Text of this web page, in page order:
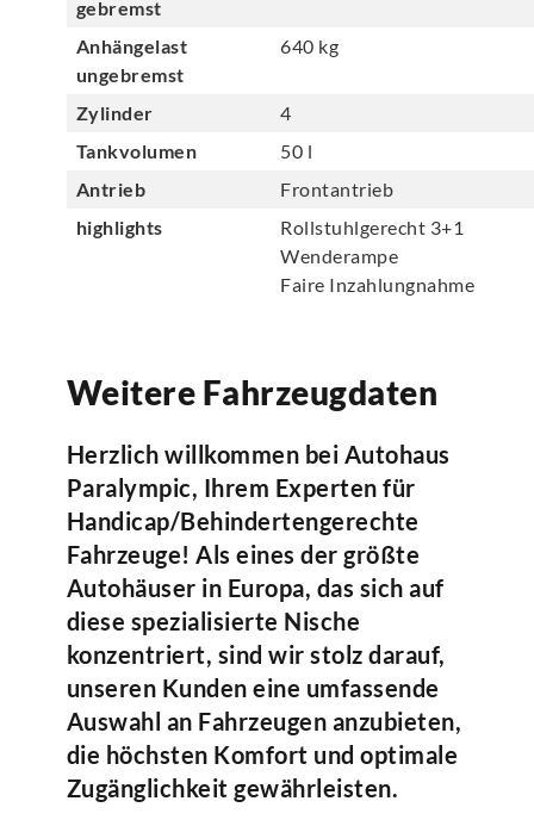
gebremst
Anhängelast
ungebremst
640 kg
Zylinder
4
Tankvolumen
50 l
Antrieb
Frontantrieb
highlights
Rollstuhlgerecht 3+1
Wenderampe
Faire Inzahlungnahme
Weitere Fahrzeugdaten
Herzlich willkommen bei Autohaus
Paralympic, Ihrem Experten für
Handicap/Behindertengerechte
Fahrzeuge! Als eines der größte
Autohäuser in Europa, das sich auf
diese spezialisierte Nische
konzentriert, sind wir stolz darauf,
unseren Kunden eine umfassende
Auswahl an Fahrzeugen anzubieten,
die höchsten Komfort und optimale
Zugänglichkeit gewährleisten.